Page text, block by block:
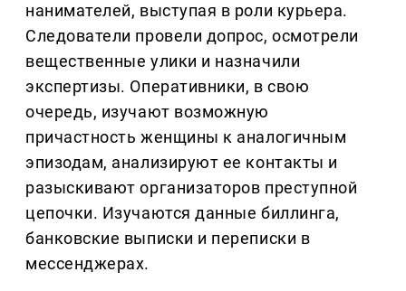
нанимателей, выступая в роли курьера.
Следователи провели допрос, осмотрели
вещественные улики и назначили
экспертизы. Оперативники, в свою
очередь, изучают возможную
причастность женщины к аналогичным
эпизодам, анализируют ее контакты и
разыскивают организаторов преступной
цепочки. Изучаются данные биллинга,
банковские выписки и переписки в
мессенджерах.